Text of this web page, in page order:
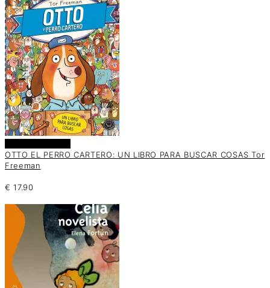
OTTO EL PERRO CARTERO: UN LIBRO PARA BUSCAR COSAS Tor
Freeman
€ 17.90